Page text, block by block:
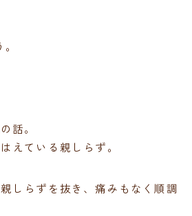
話。
えている親しらず。
しらずを抜き、痛みもなく順調